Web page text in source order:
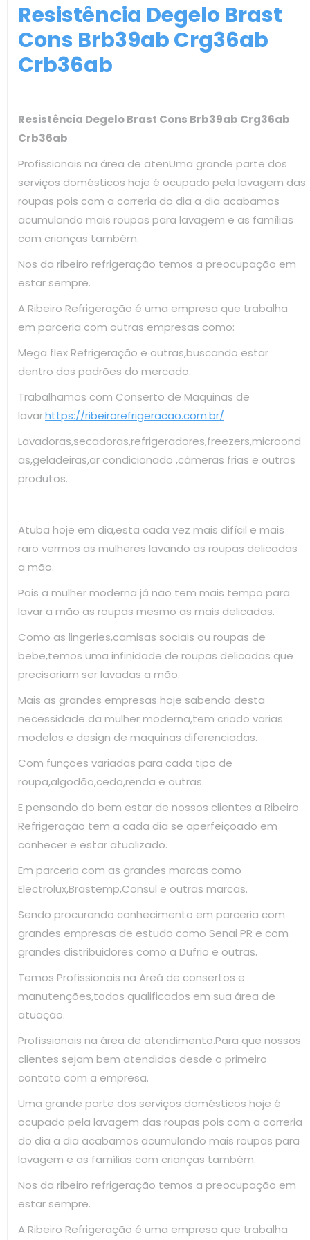
Resistência Degelo Brast
Cons Brb39ab Crg36ab
Crb36ab
Resistência Degelo Brast Cons Brb39ab Crg36ab
Crb36ab
Profissionais na área de atenUma grande parte dos
serviços domésticos hoje é ocupado pela lavagem das
roupas pois com a correria do dia a dia acabamos
acumulando mais roupas para lavagem e as famílias
com crianças também.
Nos da ribeiro refrigeração temos a preocupação em
estar sempre.
A Ribeiro Refrigeração é uma empresa que trabalha
em parceria com outras empresas como:
Mega flex Refrigeração e outras,buscando estar
dentro dos padrões do mercado.
Trabalhamos com Conserto de Maquinas de
lavar.https://ribeirorefrigeracao.com.br/
Lavadoras,secadoras,refrigeradores,freezers,microond
as,geladeiras,ar condicionado ,câmeras frias e outros
produtos.
Atuba hoje em dia,esta cada vez mais difícil e mais
raro vermos as mulheres lavando as roupas delicadas
a mão.
Pois a mulher moderna já não tem mais tempo para
lavar a mão as roupas mesmo as mais delicadas.
Como as lingeries,camisas sociais ou roupas de
bebe,temos uma infinidade de roupas delicadas que
precisariam ser lavadas a mão.
Mais as grandes empresas hoje sabendo desta
necessidade da mulher moderna,tem criado varias
modelos e design de maquinas diferenciadas.
Com funções variadas para cada tipo de
roupa,algodão,ceda,renda e outras.
E pensando do bem estar de nossos clientes a Ribeiro
Refrigeração tem a cada dia se aperfeiçoado em
conhecer e estar atualizado.
Em parceria com as grandes marcas como
Electrolux,Brastemp,Consul e outras marcas.
Sendo procurando conhecimento em parceria com
grandes empresas de estudo como Senai PR e com
grandes distribuidores como a Dufrio e outras.
Temos Profissionais na Areá de consertos e
manutenções,todos qualificados em sua área de
atuação.
Profissionais na área de atendimento.Para que nossos
clientes sejam bem atendidos desde o primeiro
contato com a empresa.
Uma grande parte dos serviços domésticos hoje é
ocupado pela lavagem das roupas pois com a correria
do dia a dia acabamos acumulando mais roupas para
lavagem e as famílias com crianças também.
Nos da ribeiro refrigeração temos a preocupação em
estar sempre.
A Ribeiro Refrigeração é uma empresa que trabalha